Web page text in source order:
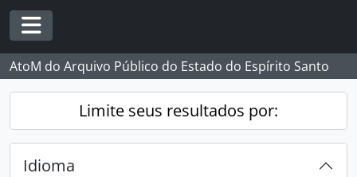
Toggle navigation
AtoM do Arquivo Público do Estado do Espírito Santo
Limite seus resultados por:
Idioma